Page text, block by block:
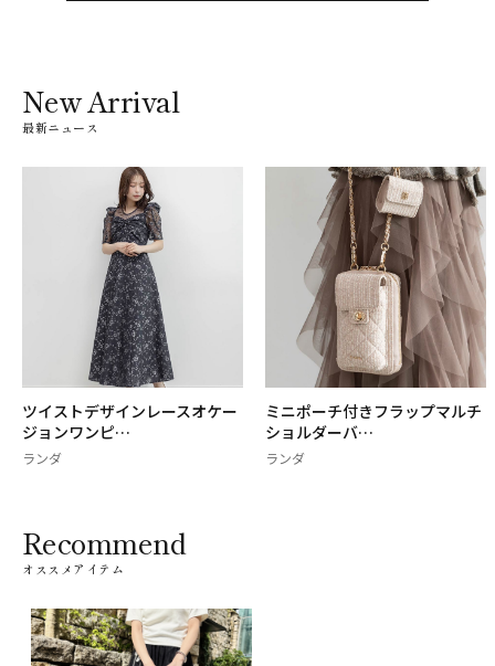
New Arrival
最新ニュース
ツイストデザインレースオケー
ジョンワンピ…
ランダ
ミニポーチ付きフラップマルチ
ショルダーバ…
ランダ
Recommend
オススメアイテム